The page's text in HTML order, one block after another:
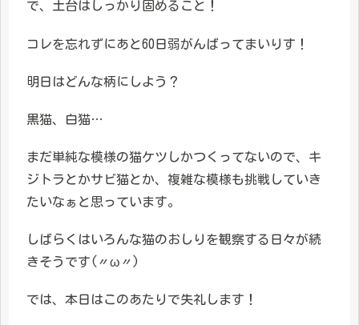
で、土台はしっかり固めること！
コレを忘れずにあと60日弱がんばってまいりす！
明日はどんな柄にしよう？
黒猫、白猫…
まだ単純な模様の猫ケツしかつくってないので、キ
ジトラとかサビ猫とか、複雑な模様も挑戦していき
たいなぁと思っています。
しばらくはいろんな猫のおしりを観察する日々が続
きそうです(〃ω〃)
では、本日はこのあたりで失礼します！